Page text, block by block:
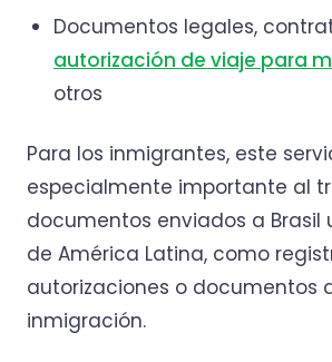
Documentos legales,
autorización de viaje para
otros
Para los inmigrantes, este
especialmente importante al
documentos enviados a Brasil
de América Latina, como
autorizaciones o documentos
inmigración.